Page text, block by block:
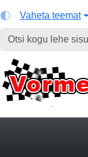
Vaheta teemat